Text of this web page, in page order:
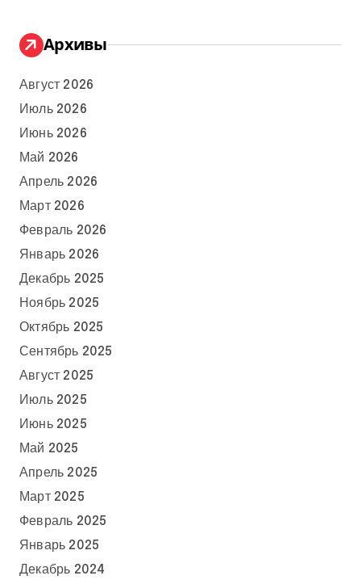
Архивы
Август 2026
Июль 2026
Июнь 2026
Май 2026
Апрель 2026
Март 2026
Февраль 2026
Январь 2026
Декабрь 2025
Ноябрь 2025
Октябрь 2025
Сентябрь 2025
Август 2025
Июль 2025
Июнь 2025
Май 2025
Апрель 2025
Март 2025
Февраль 2025
Январь 2025
Декабрь 2024